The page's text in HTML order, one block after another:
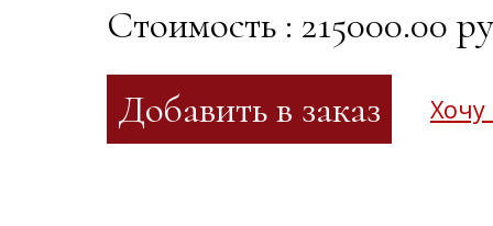
Стоимость : 215000.00
Хочу